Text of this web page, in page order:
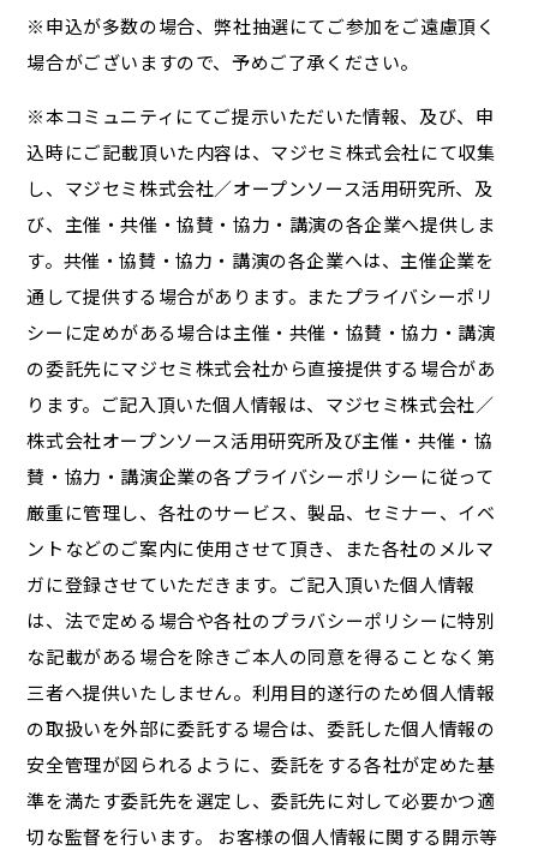
※申込が多数の場合、弊社抽選にてご参加をご遠慮頂く
場合がございますので、予めご了承ください。
※本コミュニティにてご提示いただいた情報、及び、申
込時にご記載頂いた内容は、マジセミ株式会社にて収集
し、マジセミ株式会社／オープンソース活用研究所、及
び、主催・共催・協賛・協力・講演の各企業へ提供しま
す。共催・協賛・協力・講演の各企業へは、主催企業を
通して提供する場合があります。またプライバシーポリ
シーに定めがある場合は主催・共催・協賛・協力・講演
の委託先にマジセミ株式会社から直接提供する場合があ
ります。ご記入頂いた個人情報は、マジセミ株式会社／
株式会社オープンソース活用研究所及び主催・共催・協
賛・協力・講演企業の各プライバシーポリシーに従って
厳重に管理し、各社のサービス、製品、セミナー、イベ
ントなどのご案内に使用させて頂き、また各社のメルマ
ガに登録させていただきます。ご記入頂いた個人情報
は、法で定める場合や各社のプラバシーポリシーに特別
な記載がある場合を除きご本人の同意を得ることなく第
三者へ提供いたしません。利用目的遂行のため個人情報
の取扱いを外部に委託する場合は、委託した個人情報の
安全管理が図られるように、委託をする各社が定めた基
準を満たす委託先を選定し、委託先に対して必要かつ適
切な監督を行います。 お客様の個人情報に関する開示等